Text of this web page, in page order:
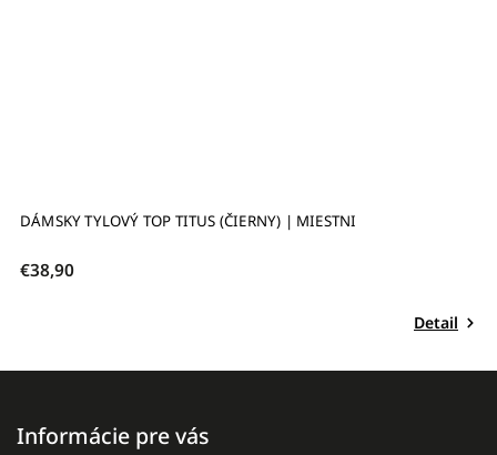
DÁMSKY TYLOVÝ TOP TITUS (ČIERNY) | MIESTNI
Informácie pre vás